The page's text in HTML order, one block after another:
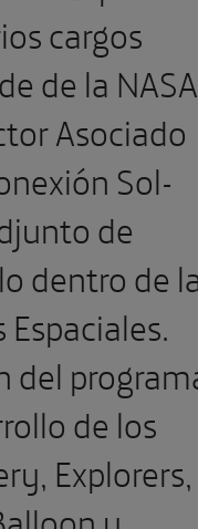
cargos
de la
Asociado
Sol-
de
dentro de
del
de los
Explorers,